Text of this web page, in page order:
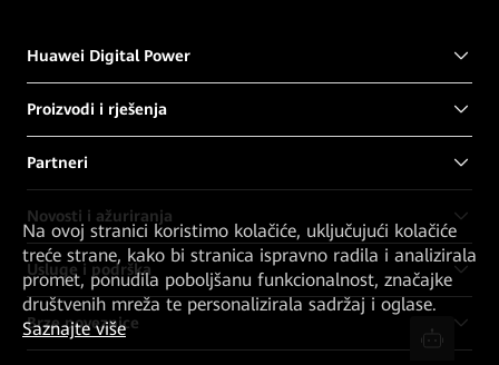
Huawei Digital Power
Proizvodi i rješenja
Partneri
Novosti i ažuriranja
Usluge i podrška
Brze poveznice
Na ovoj stranici koristimo kolačiće, uključujući kolačiće
treće strane, kako bi stranica ispravno radila i analizirala
promet, ponudila poboljšanu funkcionalnost, značajke
društvenih mreža te personalizirala sadržaj i oglase.
Saznajte više